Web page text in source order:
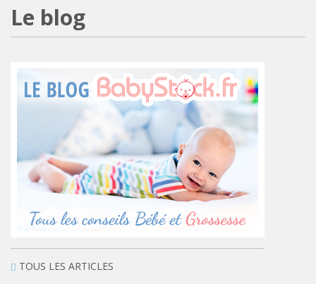
Le blog
TOUS LES ARTICLES